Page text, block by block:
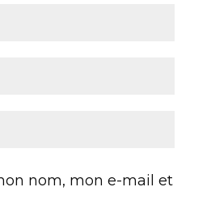
nom, mon e-mail et